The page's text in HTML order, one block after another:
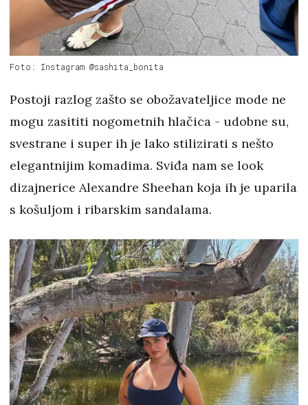
Foto: Instagram @sashita_bonita
Postoji razlog zašto se obožavateljice mode ne
mogu zasititi nogometnih hlačica - udobne su,
svestrane i super ih je lako stilizirati s nešto
elegantnijim komadima. Sviđa nam se look
dizajnerice Alexandre Sheehan koja ih je uparila
s košuljom i ribarskim sandalama.